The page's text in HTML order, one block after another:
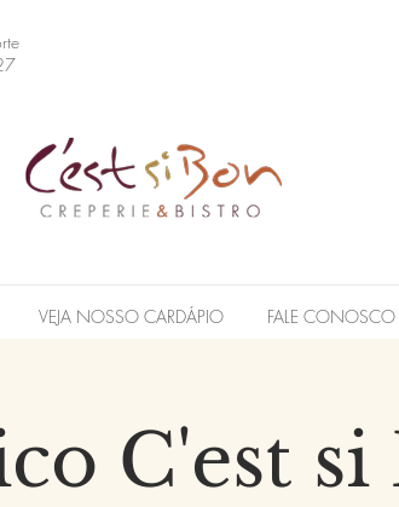
VEJA NOSSO CARDÁPIO FALE CONOSCO
C'est si